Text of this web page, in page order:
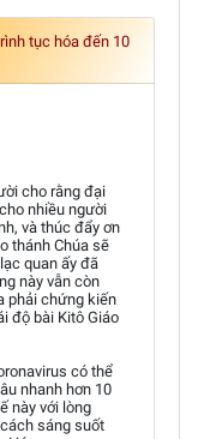
tục hóa đến 10
cho rằng đại
nhiều người
và thúc đẩy ơn
thánh Chúa sẽ
quan ấy đã
này vẫn còn
phải chứng kiến
độ bài Kitô Giáo
có thể
nhanh hơn 10
này với lòng
sáng suốt